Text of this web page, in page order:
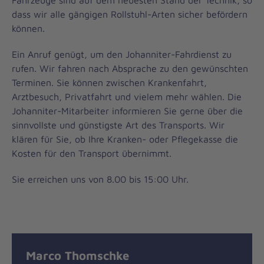
dass wir alle gängigen Rollstuhl-Arten sicher befördern
können.
Ein Anruf genügt, um den Johanniter-Fahrdienst zu
rufen. Wir fahren nach Absprache zu den gewünschten
Terminen. Sie können zwischen Krankenfahrt,
Arztbesuch, Privatfahrt und vielem mehr wählen. Die
Johanniter-Mitarbeiter informieren Sie gerne über die
sinnvollste und günstigste Art des Transports. Wir
klären für Sie, ob Ihre Kranken- oder Pflegekasse die
Kosten für den Transport übernimmt.
Sie erreichen uns von 8.00 bis 15:00 Uhr.
Marco Thomschke